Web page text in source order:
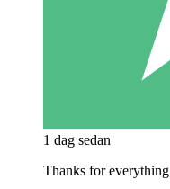
1 dag sedan
Thanks for everything